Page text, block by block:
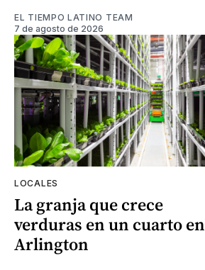
EL TIEMPO LATINO TEAM
7 de agosto de 2026
LOCALES
La granja que crece
verduras en un cuarto en
Arlington